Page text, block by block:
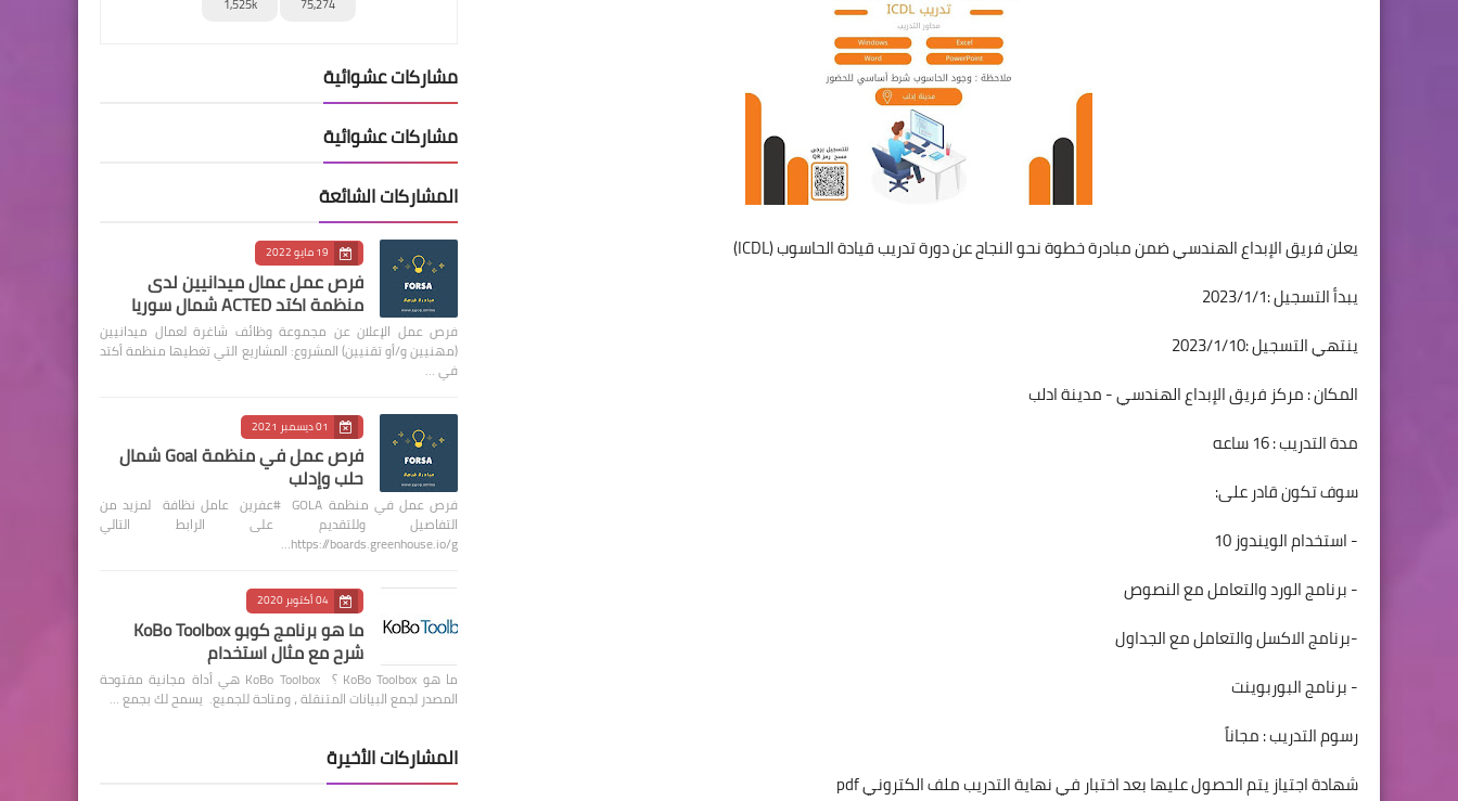
يعلن فريق الإبداع الهندسي ضمن مبادرة خطوة نحو النجاح عن دورة تدريب قيادة الحاسوب (ICDL)
يبدأ التسجيل :2023/1/1
ينتهي التسجيل :2023/1/10
المكان : مركز فريق الإبداع الهندسي - مدينة ادلب
مدة التدريب : 16 ساعه
سوف تكون قادر على:
- استخدام الويندوز 10
- برنامج الورد والتعامل مع النصوص
-برنامج الاكسل والتعامل مع الجداول
- برنامج البوربوينت
رسوم التدريب : مجاناً
شهادة اجتياز يتم الحصول عليها بعد اختبار في نهاية التدريب ملف الكتروني pdf
75,274
1,525k
مشاركات عشوائية
مشاركات عشوائية
المشاركات الشائعة
19 مايو 2022
فرص عمل عمال ميدانيين لدى
منظمة اكتد ACTED شمال سوريا
فرص عمل الإعلان عن مجموعة وظائف شاغرة لعمال ميدانيين
(مهنيين و/أو تقنيين) المشروع: المشاريع التي تغطيها منظمة أكتد
في …
01 ديسمبر 2021
فرص عمل في منظمة Goal شمال
حلب وإدلب
فرص عمل في منظمة GOLA #عفرين عامل نظافة لمزيد من
التفاصيل وللتقديم على الرابط التالي
https://boards.greenhouse.io/g…
04 أكتوبر 2020
ما هو برنامج كوبو KoBo Toolbox
شرح مع مثال استخدام
ما هو KoBo Toolbox ؟ KoBo Toolbox هي أداة مجانية مفتوحة
المصدر لجمع البيانات المتنقلة ، ومتاحة للجميع. يسمح لك بجمع …
المشاركات الأخيرة